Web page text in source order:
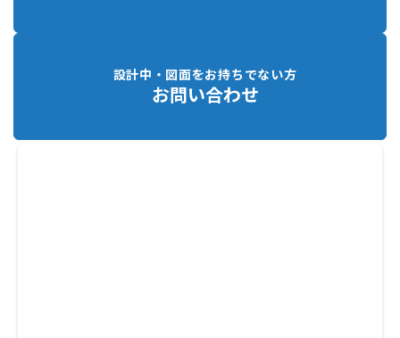
設計中・図面をお持ちでない方
お問い合わせ